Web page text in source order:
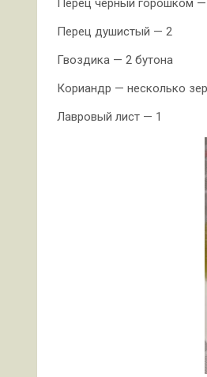
Перец черный горошком
Перец душистый — 2
Гвоздика — 2 бутона
Кориандр — несколько
Лавровый лист — 1